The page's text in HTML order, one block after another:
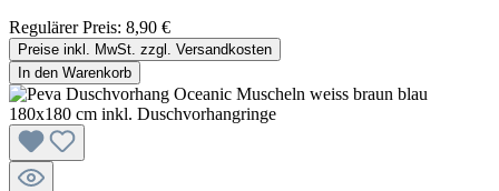
Regulärer Preis: 8,90 €
Preise inkl. MwSt. zzgl. Versandkosten
In den Warenkorb